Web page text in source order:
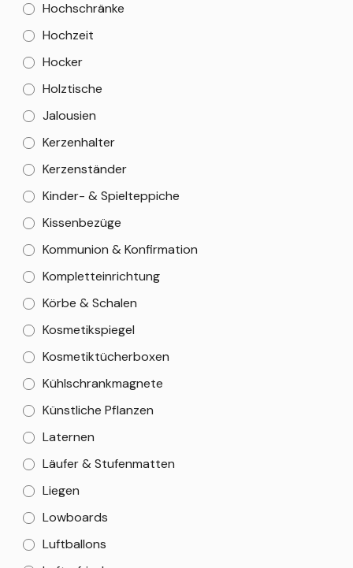
Hochschränke
Hochzeit
Hocker
Holztische
Jalousien
Kerzenhalter
Kerzenständer
Kinder- & Spielteppiche
Kissenbezüge
Kommunion & Konfirmation
Kompletteinrichtung
Körbe & Schalen
Kosmetikspiegel
Kosmetiktücherboxen
Kühlschrankmagnete
Künstliche Pflanzen
Laternen
Läufer & Stufenmatten
Liegen
Lowboards
Luftballons